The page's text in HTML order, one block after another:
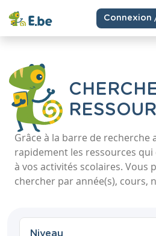
Connexion
Grâce à la barre de recherche
rapidement les ressources
à vos activités scolaires. Vous
chercher par année(s), cours,